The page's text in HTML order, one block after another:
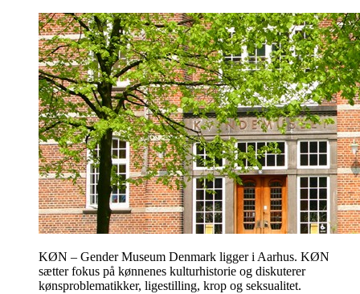
KØN – Gender Museum Denmark ligger i Aarhus. KØN
sætter fokus på kønnenes kulturhistorie og diskuterer
kønsproblematikker, ligestilling, krop og seksualitet.